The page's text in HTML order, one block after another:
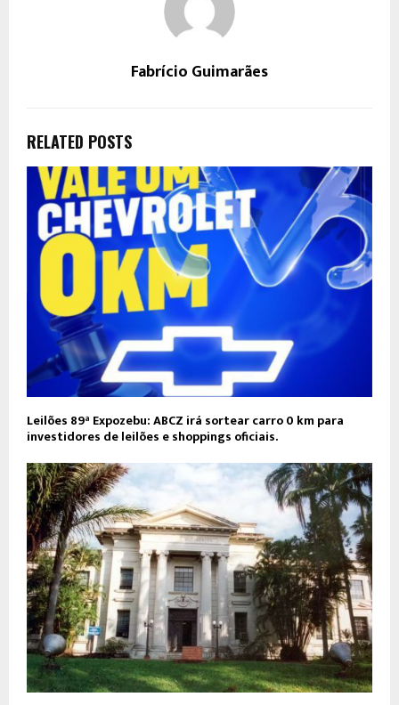
Fabrício Guimarães
RELATED POSTS
Leilões 89ª Expozebu: ABCZ irá sortear carro 0 km para
investidores de leilões e shoppings oficiais.